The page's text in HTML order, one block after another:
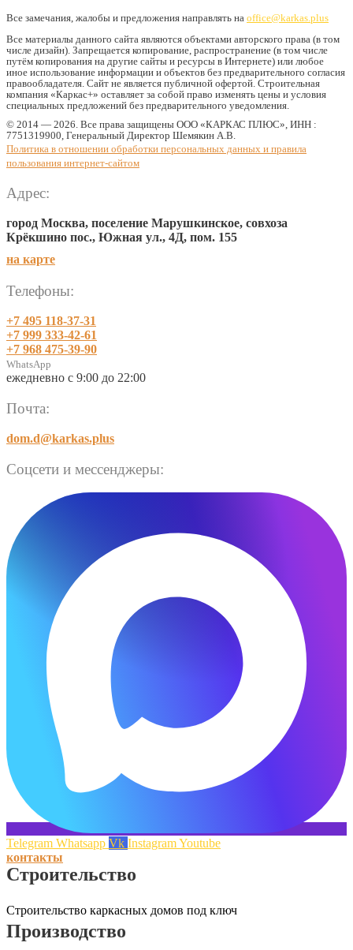
Все замечания, жалобы и предложения направлять на office@karkas.plus
Все материалы данного сайта являются объектами авторского права (в том
числе дизайн). Запрещается копирование, распространение (в том числе
путём копирования на другие сайты и ресурсы в Интернете) или любое
иное использование информации и объектов без предварительного согласия
правообладателя. Cайт не является публичной офертой. Строительная
компания «Каркас+» оставляет за собой право изменять цены и условия
специальных предложений без предварительного уведомления.
© 2014 — 2026. Все права защищены ООО «КАРКАС ПЛЮС», ИНН :
7751319900, Генеральный Директор Шемякин А.В.
Политика в отношении обработки персональных данных и правила
пользования интернет-сайтом
Адрес:
город Москва, поселение Марушкинское, совхоза
Крёкшино пос., Южная ул., 4Д, пом. 155
на карте
Телефоны:
+7 495 118-37-31
+7 999 333-42-61
+7 968 475-39-90
WhatsApp
ежедневно с 9:00 до 22:00
Почта:
dom.d@karkas.plus
Соцсети и мессенджеры:
Telegram Whatsapp Vk InstagramYoutube
контакты
Строительство
Строительство каркасных домов под ключ
Производство